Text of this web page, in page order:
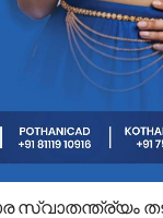
സ്വാതന്ത്ര്യം